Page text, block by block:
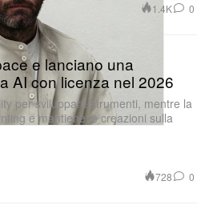
1.4K 0
e lanciano una
AI con licenza nel 2026
per sviluppare strumenti, mentre la
e mantiene le creazioni sulla
728 0